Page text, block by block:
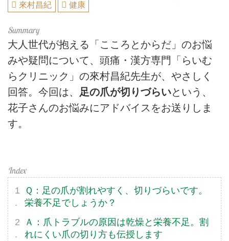
來村昌紀
健康
大人世代が抱える「こころとからだ」のお悩
みや疑問について、頭痛・漢方専門「らいむ
らクリニック」の來村昌紀先生が、やさしく
回答。今回は、 足の爪が切りづらいという、
花子さんのお悩みにアドバイスをお送りしま
す。
Ｑ：足の爪が割れやすく、切りづらいです。
栄養不足でしょうか？
Ａ：爪トラブルの原因は乾燥と栄養不足。割
れにくい爪の切り方も伝授します